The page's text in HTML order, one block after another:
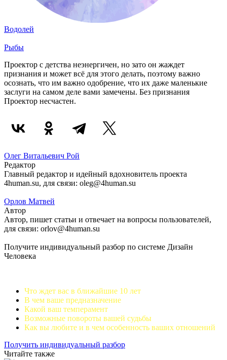
Водолей
Рыбы
Проектор с детства неэнергичен, но зато он жаждет
признания и может всё для этого делать, поэтому важно
осознать, что им важно одобрение, что их даже маленькие
заслуги на самом деле вами замечены. Без признания
Проектор несчастен.
Олег Витальевич Рой
Редактор
Главный редактор и идейный вдохновитель проекта
4human.su, для связи: oleg@4human.su
Орлов Матвей
Автор
Автор, пишет статьи и отвечает на вопросы пользователей,
для связи: orlov@4human.su
Получите индивидуальный разбор по системе Дизайн
Человека
Что ждет вас в ближайшие 10 лет
В чем ваше предназначение
Какой ваш темперамент
Возможные повороты вашей судьбы
Как вы любите и в чем особенность ваших отношений
Получить индивидуальный разбор
Читайте также